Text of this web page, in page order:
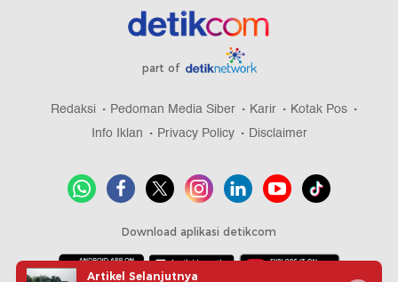
part of
Redaksi Pedoman Media Siber Karir
Kotak Pos
Info Iklan
Privacy Policy Disclaimer
Download aplikasi detikcom
Artikel Selanjutnya